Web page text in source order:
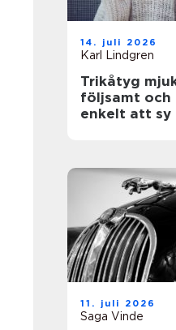
14. juli 2026
Karl Lindgren
Trikåtyg mjukt,
följsamt och
enkelt att sy
11. juli 2026
Saga Vinde